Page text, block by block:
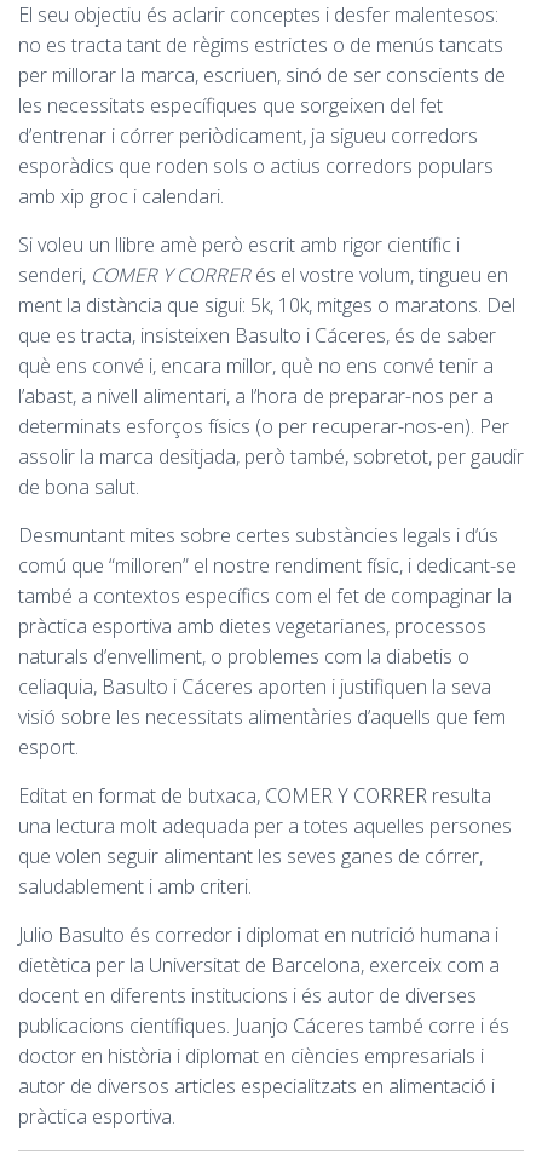
El seu objectiu és aclarir conceptes i desfer malentesos:
no es tracta tant de règims estrictes o de menús tancats
per millorar la marca, escriuen, sinó de ser conscients de
les necessitats específiques que sorgeixen del fet
d’entrenar i córrer periòdicament, ja sigueu corredors
esporàdics que roden sols o actius corredors populars
amb xip groc i calendari.
Si voleu un llibre amè però escrit amb rigor científic i
senderi, COMER Y CORRERés el vostre volum, tingueu en
ment la distància que sigui: 5k, 10k, mitges o maratons. Del
que es tracta, insisteixen Basulto i Cáceres, és de saber
què ens convé i, encara millor, què no ens convé tenir a
l’abast, a nivell alimentari, a l’hora de preparar-nos per a
determinats esforços físics (o per recuperar-nos-en). Per
assolir la marca desitjada, però també, sobretot, per gaudir
de bona salut.
Desmuntant mites sobre certes substàncies legals i d’ús
comú que “milloren” el nostre rendiment físic, i dedicant-se
també a contextos específics com el fet de compaginar la
pràctica esportiva amb dietes vegetarianes, processos
naturals d’envelliment, o problemes com la diabetis o
celiaquia, Basulto i Cáceres aporten i justifiquen la seva
visió sobre les necessitats alimentàries d’aquells que fem
esport.
Editat en format de butxaca, COMER Y CORRER resulta
una lectura molt adequada per a totes aquelles persones
que volen seguir alimentant les seves ganes de córrer,
saludablement i amb criteri.
Julio Basulto és corredor i diplomat en nutrició humana i
dietètica per la Universitat de Barcelona, exerceix com a
docent en diferents institucions i és autor de diverses
publicacions científiques. Juanjo Cáceres també corre i és
doctor en història i diplomat en ciències empresarials i
autor de diversos articles especialitzats en alimentació i
pràctica esportiva.